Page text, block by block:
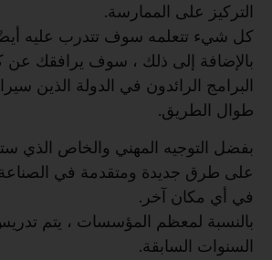
التركيز على الممارسة.
كل شيء تتعلمه سوف تتدرب عليه أيضًا
بالإضافة إلى ذلك ، سوف يرافقك عن
البرامج الرائدون في الدولة الذين
طوال الطريق.
بفضل التوجيه المهني والخاص الذي
على طرق جديدة ومتقدمة في الصناعة
في أي مكان آخر.
بالنسبة لمعظم المؤسسات ، يتم
السنوات السابقة.